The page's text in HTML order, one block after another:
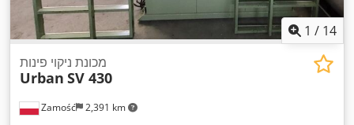
1 / 14
Zamość 2,391 km
מכונת ניקוי פינות
Urban SV 430